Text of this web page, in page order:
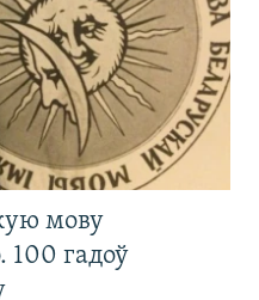
мову
100 гадоў